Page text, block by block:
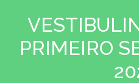
PRIMEIRO